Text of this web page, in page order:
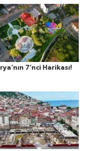
7’nci Harikası!